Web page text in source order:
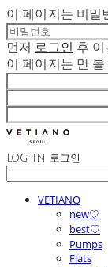
이 페이지는 비밀
먼저 로그인 후
이 페이지는 만
LOG IN 로그인
VETIANO
new♡
best♡
Pumps
Flats